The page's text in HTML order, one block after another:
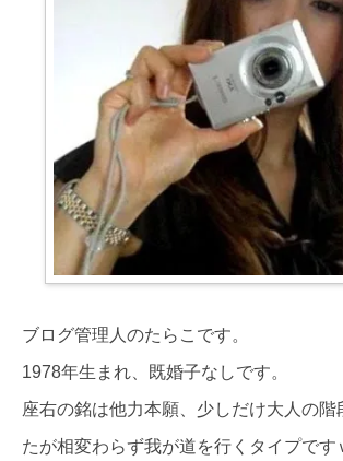
ブログ管理人のたらこです。
1978年生まれ、既婚子なしです。
座右の銘は他力本願、少しだけ大人の階
たが相変わらず我が道を行くタイプです